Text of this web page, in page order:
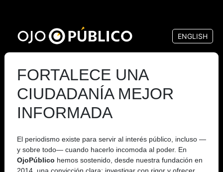
contenido
principal
ENGLISH
FORTALECE UNA
CIUDADANÍA MEJOR
INFORMADA
El periodismo existe para servir al interés público, incluso —
y sobre todo— cuando hacerlo incomoda al poder. En
OjoPúblico hemos sostenido, desde nuestra fundación en